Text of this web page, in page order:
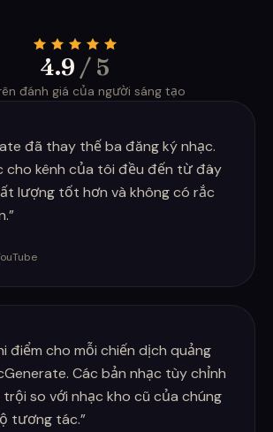
4.9 / 5
đánh giá của người sáng tạo
đã thay thế ba đăng ký nhạc.
cho kênh của tôi đều đến từ đây
lượng tốt hơn và không có rắc
”
điểm cho mỗi chiến dịch quảng
Các bản nhạc tùy chỉnh
so với nhạc kho cũ của chúng
tương tác.”